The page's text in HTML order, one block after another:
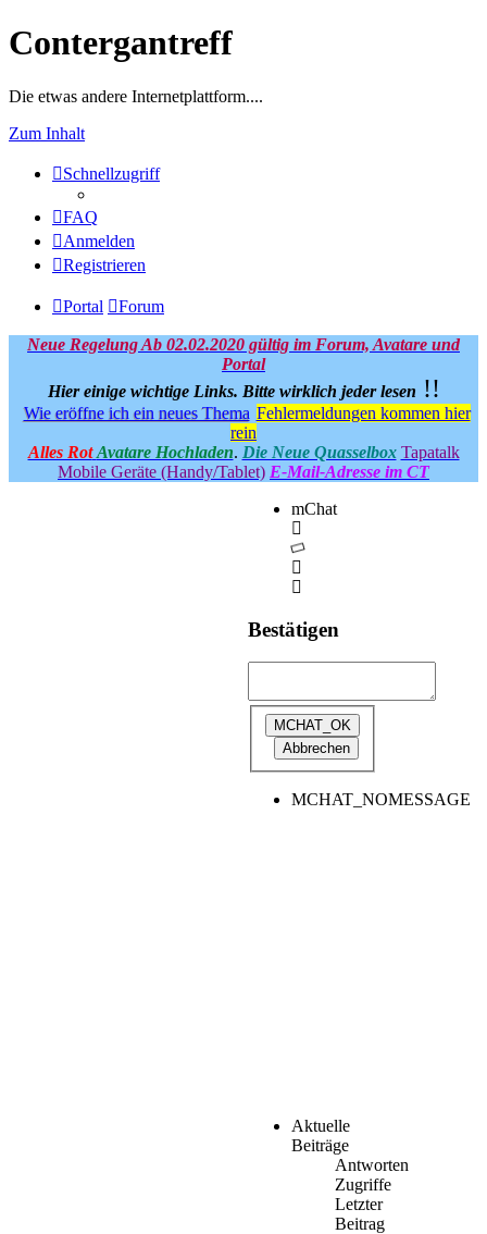
Contergantreff
Die etwas andere Internetplattform....
Zum Inhalt
Schnellzugriff
FAQ
Anmelden
Registrieren
Portal Forum
Neue Regelung Ab 02.02.2020 gültig im Forum, Avatare und
Portal
Hier einige wichtige Links. Bitte wirklich jeder lesen !!
Wie eröffne ich ein neues Thema Fehlermeldungen kommen hier
rein
Alles Rot Avatare Hochladen. Die Neue Quasselbox Tapatalk
Mobile Geräte (Handy/Tablet) E-Mail-Adresse im CT
mChat
Bestätigen
MCHAT_NOMESSAGE
Aktuelle
Beiträge
Antworten
Zugriffe
Letzter
Beitrag